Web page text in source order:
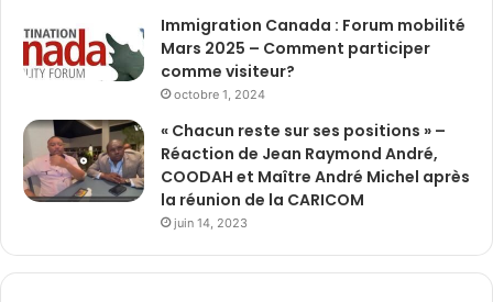
Immigration Canada : Forum mobilité
Mars 2025 – Comment participer
comme visiteur?
octobre 1, 2024
« Chacun reste sur ses positions » –
Réaction de Jean Raymond André,
COODAH et Maître André Michel après
la réunion de la CARICOM
juin 14, 2023